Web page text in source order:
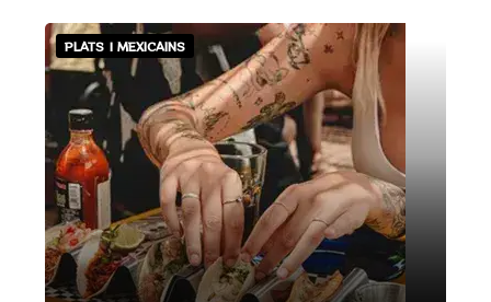
PLATS | MEXICAINS